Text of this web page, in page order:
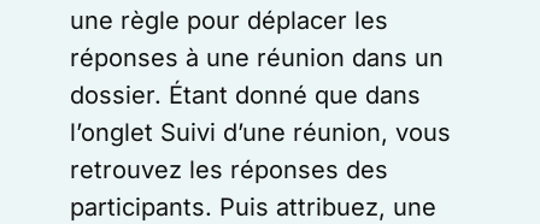
une règle pour déplacer les
réponses à une réunion dans un
dossier. Étant donné que dans
l’onglet Suivi d’une réunion, vous
retrouvez les réponses des
participants. Puis attribuez, une